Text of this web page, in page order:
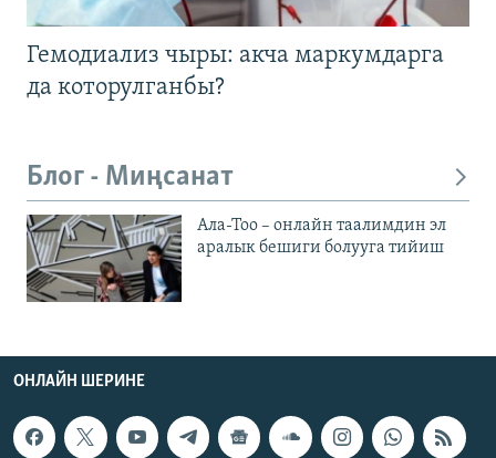
Гемодиализ чыры: акча маркумдарга
да которулганбы?
Блог - Миңсанат
Ала-Тоо – онлайн таалимдин эл
аралык бешиги болууга тийиш
ОНЛАЙН ШЕРИНЕ